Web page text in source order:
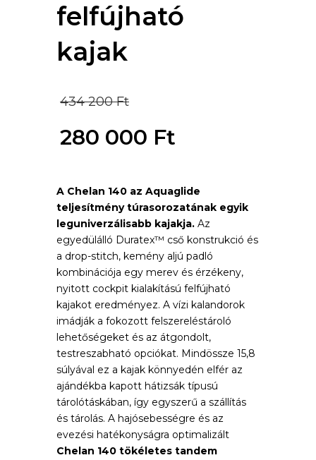
felfújható
kajak
434 200Ft
price
434
200 Ft.
280 000 Ft
price
is:
280
000 Ft.
A Chelan 140 az Aquaglide
teljesítmény túrasorozatának egyik
leguniverzálisabb kajakja. Az
egyedülálló Duratex™ cső konstrukció és
a drop-stitch, kemény aljú padló
kombinációja egy merev és érzékeny,
nyitott cockpit kialakítású felfújható
kajakot eredményez. A vízi kalandorok
imádják a fokozott felszereléstároló
lehetőségeket és az átgondolt,
testreszabható opciókat. Mindössze 15,8
súlyával ez a kajak könnyedén elfér az
ajándékba kapott hátizsák típusú
tárolótáskában, így egyszerű a szállítás
és tárolás. A hajósebességre és az
evezési hatékonyságra optimalizált
Chelan 140 tökéletes tandem